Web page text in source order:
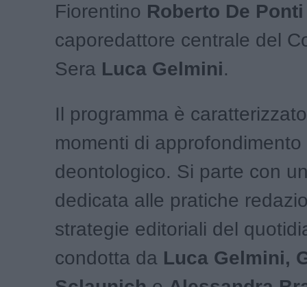
Fiorentino Roberto De Ponti
caporedattore centrale del
Sera Luca Gelmini.
Il programma è
momenti di
deontologico. Si parte con
dedicata alle pratiche
strategie editoriali del
condotta da Luca Gelmini,